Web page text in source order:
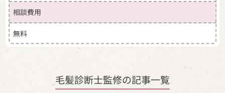
（5）注文未了途中のお客様に関する個人情報
リマインドメールの送信
（6）当社アンケートモニター参加者の個人情報
・アンケート回答に関する情報取得及び管理
・プレゼント発送に関連する情報取得及び管理
相談費用
無料
毛髪診断士監修の記事一覧